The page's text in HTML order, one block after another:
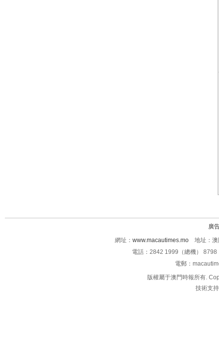
廣
網址： www.macautimes.mo 地址：澳
電話：2842 1999（總機）
電郵：
版權屬于澳門時報所有.
技術支